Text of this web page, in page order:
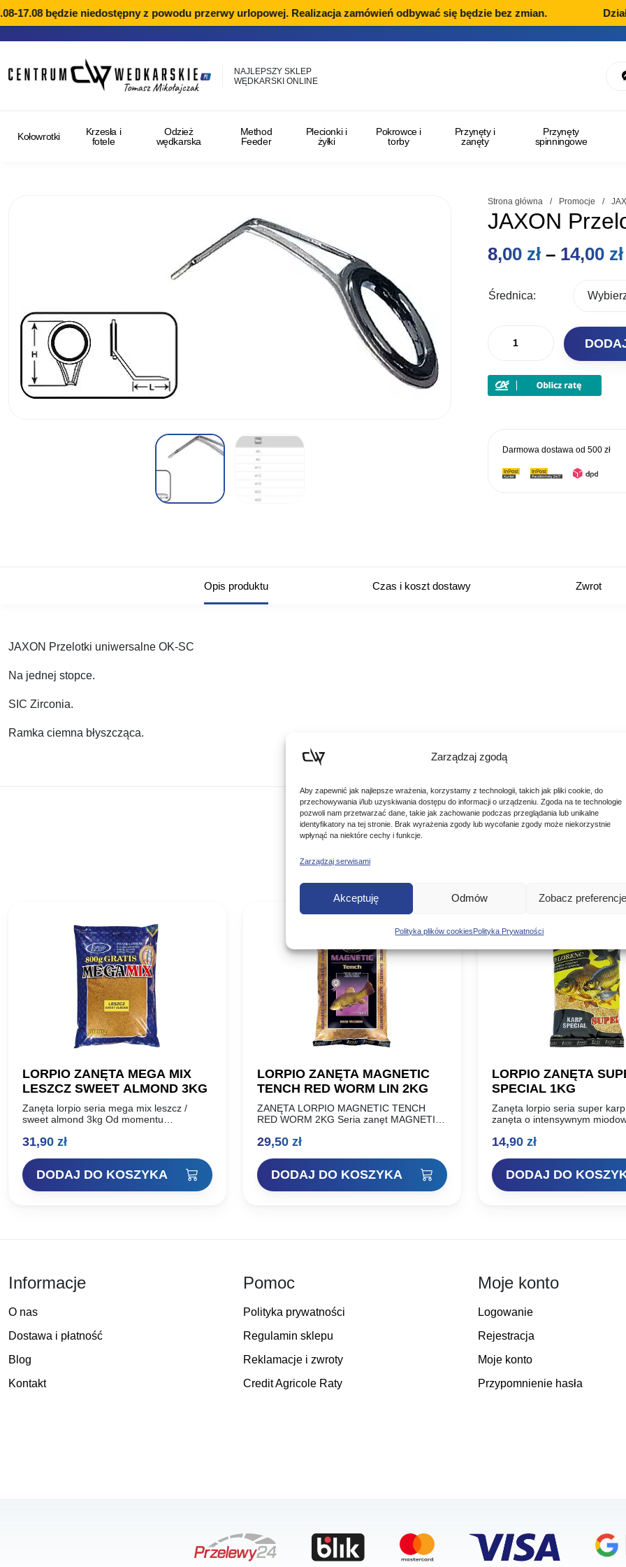
Zarządzaj zgodą
Aby zapewnić jak najlepsze wrażenia, korzystamy z technologii, takich jak pliki cookie, do
przechowywania i/lub uzyskiwania dostępu do informacji o urządzeniu. Zgoda na te technologie
pozwoli nam przetwarzać dane, takie jak zachowanie podczas przeglądania lub unikalne
identyfikatory na tej stronie. Brak wyrażenia zgody lub wycofanie zgody może niekorzystnie
wpłynąć na niektóre cechy i funkcje.
Zarządzaj serwisami
Akceptuję Odmów Zobacz preferencje
Polityka plików cookiesPolityka Prywatności
17.08 będzie niedostępny z powodu przerwy urlopowej. Realizacja zamówień odbywać się będzie bez zmian.
NAJLEPSZY SKLEP
WĘDKARSKI ONLINE
Kołowrotki
Krzesła i
fotele
Odzież
wędkarska
Method
Feeder
Plecionki i
żyłki
Pokrowce i
torby
Przynęty i
zanęty
Przynęty
spinningowe
Strona główna / Promocje /
JAXON
8,00 zł – 14,00 zł
Średnica:
uniwersalne
Darmowa dostawa od500 zł
Opis produktu Czas i koszt dostawy Zwrot
JAXON Przelotki uniwersalne OK-SC
Na jednej stopce.
SIC Zirconia.
Ramka ciemna błyszcząca.
Podobne produkty
Poznaj podobne produkty, które mogą Ci się spodobać
LORPIO ZANĘTA MEGA MIX
LESZCZ SWEET ALMOND 3KG
Zanęta lorpio seria mega mix leszcz /
sweet almond 3kg Od momentu
niezwykłą popularnością. Ceniona przez
31,90 zł
DODAJ DO KOSZYKA
LORPIO ZANĘTA MAGNETIC
TENCH RED WORM LIN 2KG
ZANĘTA LORPIO MAGNETIC TENCH
RED WORM 2KG Seria zanęt MAGNETIC
momentu wprowadzenia do sprzedaży
29,50 zł
DODAJ DO KOSZYKA
LORPIO ZANĘTA
SPECIAL 1KG
Zanęta lorpio seria super
zanęta o intensywnym
seria SUPER powstała na
14,90 zł
DODAJ DO
Informacje
O nas
Dostawa i płatność
Blog
Kontakt
Pomoc
Polityka prywatności
Regulamin sklepu
Reklamacje i zwroty
Credit Agricole Raty
Moje konto
Logowanie
Rejestracja
Moje konto
Przypomnienie hasła